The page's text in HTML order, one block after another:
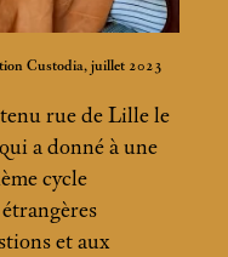
Custodia, juillet 2023
rue de Lille le
a donné à une
cycle
et aux